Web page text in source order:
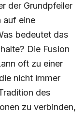
der Grundpfeiler
auf eine
bedeutet das
Die Fusion
oft zu einer
nicht immer
des
zu verbinden,